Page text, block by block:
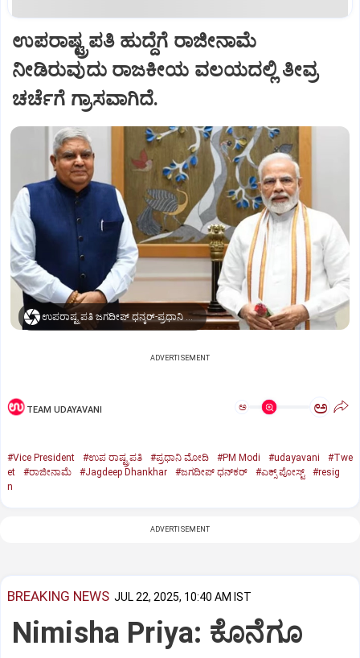
ಉಪರಾಷ್ಟ್ರಪತಿ ಹುದ್ದೆಗೆ ರಾಜೀನಾಮೆ
ನೀಡಿರುವುದು ರಾಜಕೀಯ ವಲಯದಲ್ಲಿ ತೀವ್ರ
ಚರ್ಚೆಗೆ ಗ್ರಾಸವಾಗಿದೆ.
ಉಪರಾಷ್ಟ್ರಪತಿ ಜಗದೀಪ್‌ ಧನ್ಕರ್-ಪ್ರಧಾನಿ ಮೋದಿ
ADVERTISEMENT
TEAM UDAYAVANI ಅ ಅ
#Vice President #ಉಪ ರಾಷ್ಟ್ರಪತಿ #ಪ್ರಧಾನಿ ಮೋದಿ #PM Modi #udayavani
#Twe
et
#ರಾಜೀನಾಮೆ #Jagdeep Dhankhar #ಜಗದೀಪ್‌ ಧನ್‌ಕರ್‌ #ಎಕ್ಸ್‌ ಪೋಸ್ಟ್
#resig
n
ADVERTISEMENT
BREAKING NEWS JUL 22, 2025, 10:40 AM IST
Nimisha Priya: ಕೊನೆಗೂ